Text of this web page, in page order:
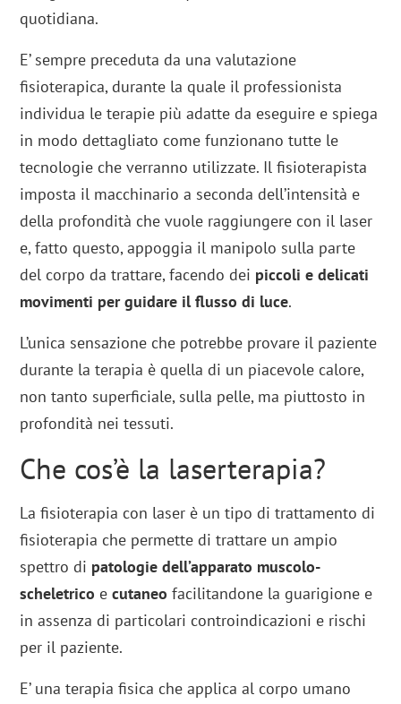
quotidiana.
E’ sempre preceduta da una valutazione
fisioterapica, durante la quale il professionista
individua le terapie più adatte da eseguire e spiega
in modo dettagliato come funzionano tutte le
tecnologie che verranno utilizzate. Il fisioterapista
imposta il macchinario a seconda dell’intensità e
della profondità che vuole raggiungere con il laser
e, fatto questo, appoggia il manipolo sulla parte
del corpo da trattare, facendo dei piccoli e delicati
movimenti per guidare il flusso di luce.
L’unica sensazione che potrebbe provare il paziente
durante la terapia è quella di un piacevole calore,
non tanto superficiale, sulla pelle, ma piuttosto in
profondità nei tessuti.
Che cos’è la laserterapia?
La fisioterapia con laser è un tipo di trattamento di
fisioterapia che permette di trattare un ampio
spettro di patologie dell’apparato muscolo-
scheletrico ecutaneofacilitandone la guarigione e
in assenza di particolari controindicazioni e rischi
per il paziente.
E’ una terapia fisica che applica al corpo umano